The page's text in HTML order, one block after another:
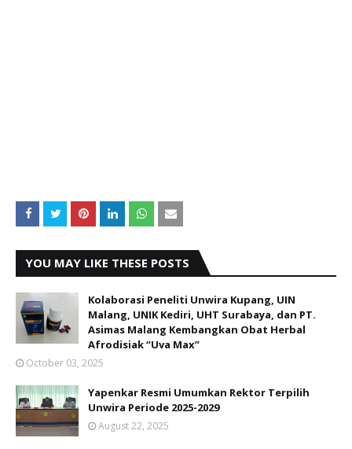
YOU MAY LIKE THESE POSTS
Kolaborasi Peneliti Unwira Kupang, UIN
Malang, UNIK Kediri, UHT Surabaya, dan PT.
Asimas Malang Kembangkan Obat Herbal
Afrodisiak “Uva Max”
October 03, 2025
Yapenkar Resmi Umumkan Rektor Terpilih
Unwira Periode 2025-2029
August 22, 2025